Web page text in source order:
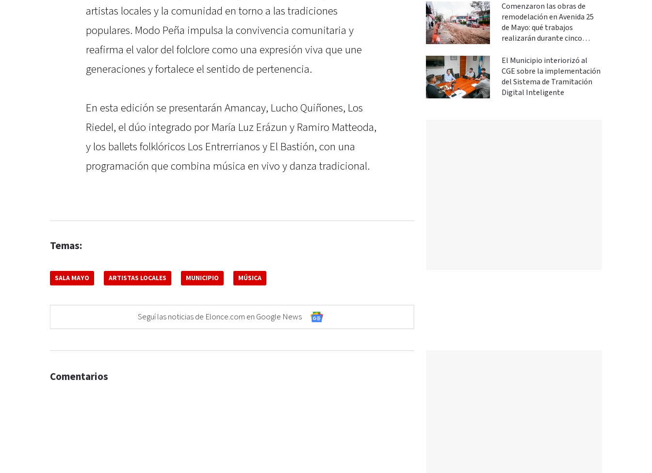
artistas locales y la comunidad en torno a las tradiciones
populares. Modo Peña impulsa la convivencia comunitaria y
reafirma el valor del folclore como una expresión viva que une
generaciones y fortalece el sentido de pertenencia.
En esta edición se presentarán Amancay, Lucho Quiñones, Los
Riedel, el dúo integrado por María Luz Erázun y Ramiro Matteoda,
y los ballets folklóricos Los Entrerrianos y El Bastión, con una
programación que combina música en vivo y danza tradicional.
Temas:
SALA MAYO ARTISTAS LOCALES MUNICIPIO MÚSICA
Seguí las noticias de Elonce.com en Google News
Comenzaron las obras de
remodelación en Avenida 25
de Mayo: qué trabajos
realizarán durante cinco
El Municipio interiorizó al
CGE sobre la implementación
del Sistema de Tramitación
Digital Inteligente
Comentarios